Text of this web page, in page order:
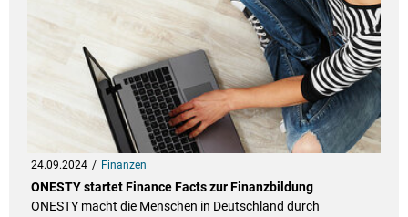
24.09.2024 Finanzen
ONESTY startet Finance Facts zur Finanzbildung
ONESTY macht die Menschen in Deutschland durch